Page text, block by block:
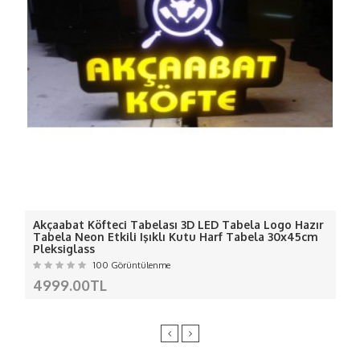
BİZ 3D OLARAK ÜRETELİM
ASMA APARATI ADAPTÖR İLE GELİR.
KURULUMU ÇOK BASİTTİR. 5 CM
KALINLIĞI VARDIR, HAFİFTİR
Ölçü: 30x45 cm ( İstenilen ebatta
yapılabilir.)
- Ürünümüzde 1 değil 2 değil ledlerin
akımı ölçülerek gerektiği kadar adaptör
yanar.-
Akçaabat Köfteci Tabelası 3D LED Tabela Logo Hazır
Tabela Neon Etkili Işıklı Kutu Harf Tabela 30x45cm
Pleksiglass
100 Görüntülenme
4999.00TL